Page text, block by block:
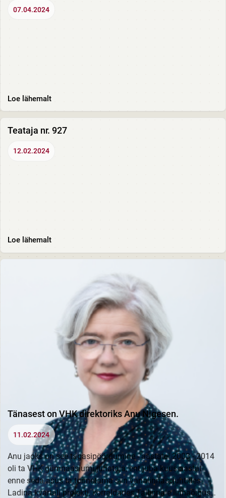
07.04.2024
Loe lähemalt
Teataja nr. 927
12.02.2024
Loe lähemalt
Tänasest on VHK direktoriks Anu Nigesen.
11.02.2024
Anu jaoks on see tagasipöördumine - aastatel 2003 - 2014
oli ta VHK gümnaasiumi juhataja, ent juba kuus aastat
enne seda asus ta toimetama siin vanalinnas, juhtides
Ladina kvartali projekti, korraldades Tallinnale linnaõiguse